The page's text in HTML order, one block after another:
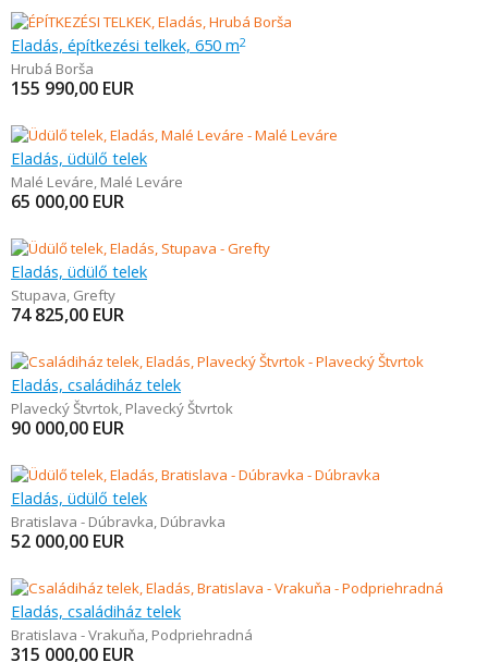
Eladás, építkezési telkek, 650 m2
Hrubá Borša
155 990,00 EUR
Eladás, üdülő telek
Malé Leváre, Malé Leváre
65 000,00 EUR
Eladás, üdülő telek
Stupava, Grefty
74 825,00 EUR
Eladás, családiház telek
Plavecký Štvrtok, Plavecký Štvrtok
90 000,00 EUR
Eladás, üdülő telek
Bratislava - Dúbravka, Dúbravka
52 000,00 EUR
Eladás, családiház telek
Bratislava - Vrakuňa, Podpriehradná
315 000,00 EUR